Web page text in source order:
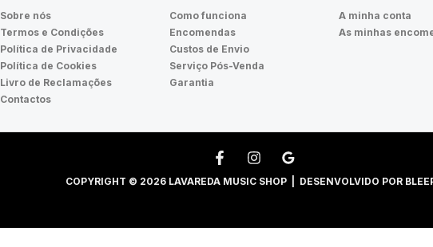
Sobre nós
Termos e Condições
Política de Privacidade
Política de Cookies
Livro de Reclamações
Contactos
Como funciona
Encomendas
Custos de Envio
Serviço Pós-Venda
Garantia
A minha conta
As minhas
COPYRIGHT © 2026 LAVAREDA MUSIC SHOP | DESENVOLVIDO POR